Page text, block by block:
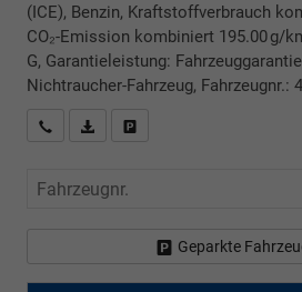
(ICE), Benzin, Kraftstoffverbrauch
CO₂-Emission kombiniert 195.00 g/
G, Garantieleistung:
Nichtraucher-Fahrzeug, Fahrzeugnr.:
Rückrufbitte absenden
PDF-Datei, Fahrzeugexposé drucken
Fahrzeugnr.
Geparkte